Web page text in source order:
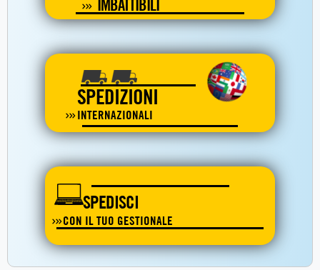
IMBATTIBILI
SPEDIZIONI
INTERNAZIONALI
SPEDISCI
CON IL TUO GESTIONALE